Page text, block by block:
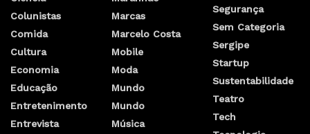
Colunistas
Comida
Cultura
Economia
Educação
Entretenimento
Entrevista
Marcas
Marcelo Costa
Mobile
Moda
Mundo
Mundo
Música
Segurança
Sem Categoria
Sergipe
Startup
Sustentabilidade
Teatro
Tech